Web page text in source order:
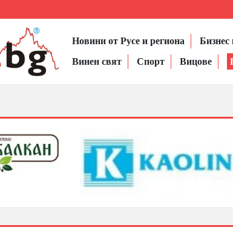
Новини от Русе и региона Бизнес
Винен свят
Спорт Вицове